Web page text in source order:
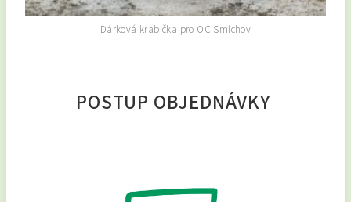
Dárková krabička pro OC Smíchov
POSTUP OBJEDNÁVKY